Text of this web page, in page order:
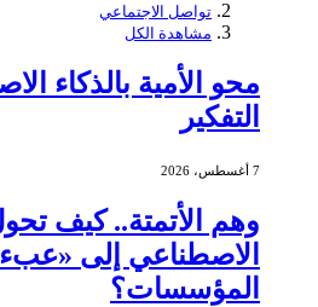
تواصل الاجتماعي
مشاهدة الكل
محو الأمية بالذكاء
التفكير
7 أغسطس، 2026
وهم الأتمتة.. كيف
الاصطناعي إلى
المؤسسات؟